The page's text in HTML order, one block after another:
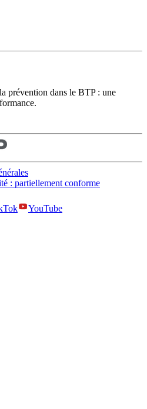
prévention dans le BTP : une
: partiellement conforme
YouTube